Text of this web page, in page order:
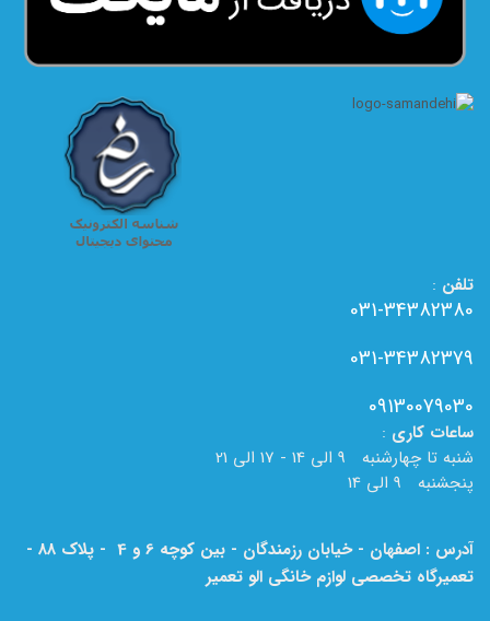
تلفن :
031-34382380
031-34382379
09130079030
ساعات کاری :
شنبه تا چهارشنبه 9 الی 14 - 17 الی 21
پنجشنبه 9 الی 14
آدرس : اصفهان - خیابان رزمندگان - بین کوچه 6 و 4 - پلاک 88 -
تعمیرگاه تخصصی لوازم خانگی الو تعمیر